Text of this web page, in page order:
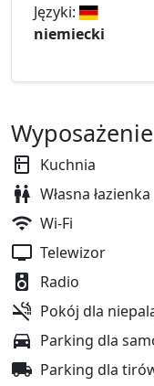
Języki:
niemiecki
Wyposażenie
Kuchnia
Własna łazienka
Wi-Fi
Telewizor
Radio
Pokój dla
Parking dla
Parking dla